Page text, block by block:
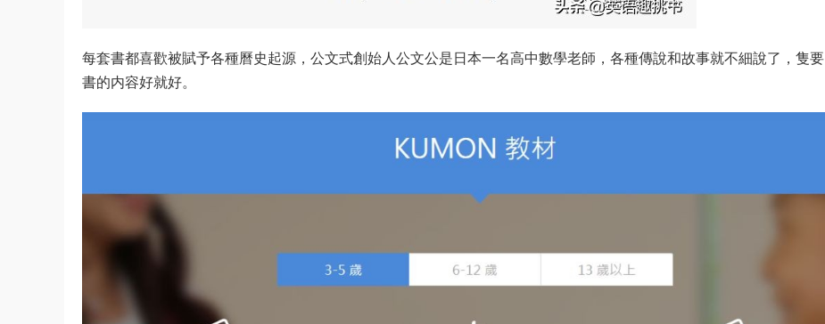
每套書都喜歡被賦予各種曆史起源，公文式創始人公文公是日本一名高中數學老師，各種傳說和故事就不細說了，隻要
書的内容好就好。